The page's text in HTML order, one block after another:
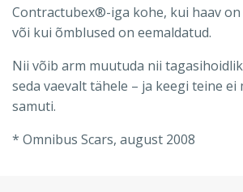
Contractubex®-iga kohe, kui haav
või kui õmblused on eemaldatud.
Nii võib arm muutuda nii
seda vaevalt tähele – ja keegi teine ei
samuti.
* Omnibus Scars, august 2008